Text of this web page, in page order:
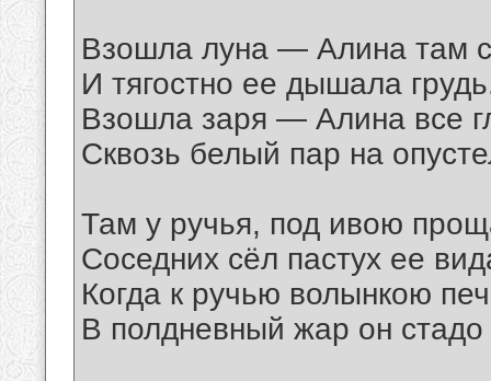
Взошла луна — Алина там
И тягостно ее дышала
Взошла заря — Алина все
Сквозь белый пар на
Там у ручья, под ивою
Соседних сёл пастух ее
Когда к ручью волынкою
В полдневный жар он